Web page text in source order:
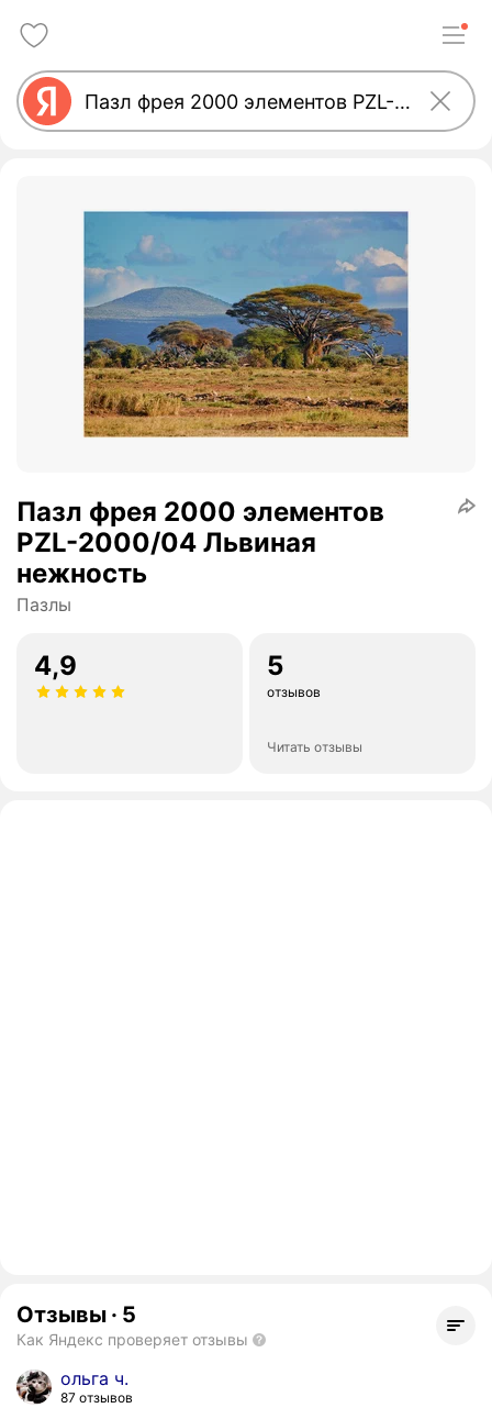
Пазл фрея 2000 элементов
PZL-2000/04 Львиная
нежность
Пазлы
4,9 5
отзывов
Читать отзывы
Отзывы · 5
Как Яндекс проверяет отзывы
ольга ч.
87 отзывов